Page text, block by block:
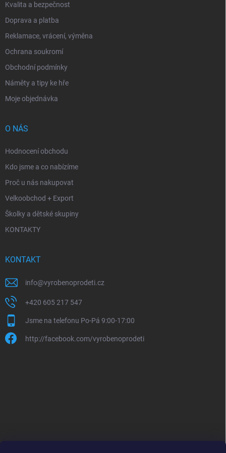
Kvalita a bezpečnost
Doprava a platba
Reklamace, vrácení, výměna
Ochrana soukromí
Obchodní podmínky
Náměty a tipy ke hře
Moje objednávka
O NÁS
Hodnocení obchodu
Kdo jsme a co nabízíme
Proč u nás nakupovat
Velkoobchod + Export
Školky a dětské skupiny
KONTAKTY
KONTAKT
info@vyrobenoprodeti.cz
+420 605 217 547
Jsme na telefonu Po-Pá 9:00-17:00
http://facebook.com/vyrobenoprodeti